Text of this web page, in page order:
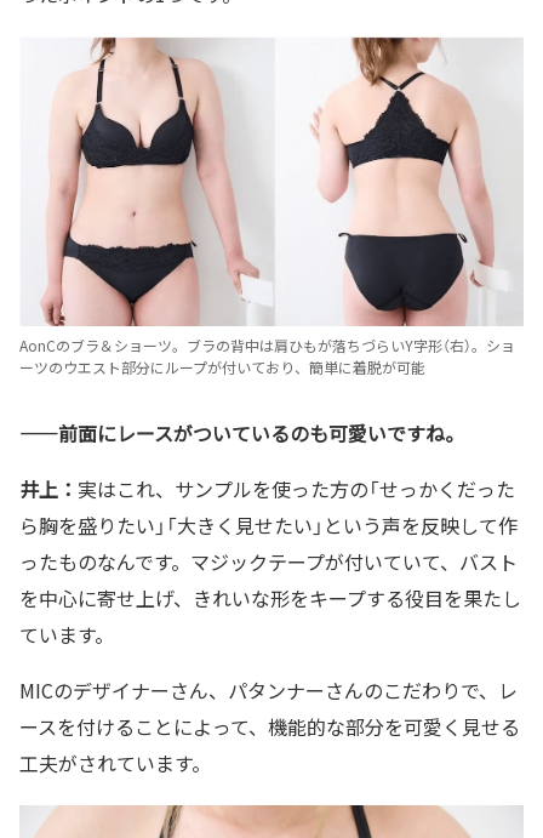
AonCのブラ＆ショーツ。ブラの背中は肩ひもが落ちづらいY字形（右）。ショ
ーツのウエスト部分にループが付いており、簡単に着脱が可能
——前面にレースがついているのも可愛いですね。
井上： 実はこれ、サンプルを使った方の「せっかくだった
ら胸を盛りたい」「大きく見せたい」という声を反映して作
ったものなんです。マジックテープが付いていて、バスト
を中心に寄せ上げ、きれいな形をキープする役目を果たし
ています。
MICのデザイナーさん、パタンナーさんのこだわりで、レ
ースを付けることによって、機能的な部分を可愛く見せる
工夫がされています。